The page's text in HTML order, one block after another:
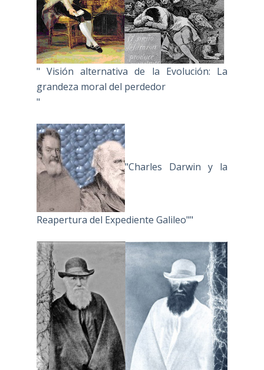
" Visión alternativa de la Evolución: La
grandeza moral del perdedor
"
"Charles Darwin y la
Reapertura del Expediente Galileo""